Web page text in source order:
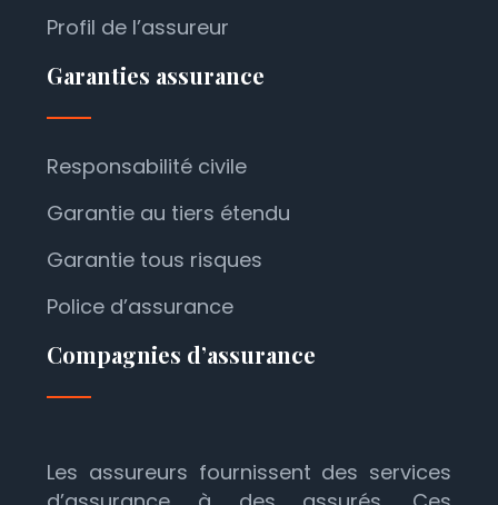
Profil de l’assureur
Garanties assurance
Responsabilité civile
Garantie au tiers étendu
Garantie tous risques
Police d’assurance
Compagnies d’assurance
Les assureurs fournissent des services